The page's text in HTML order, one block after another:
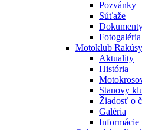
Pozvánky
Súťaže
Fotogaléria
Motoklub Rakúsy
Aktuality
História
Stanovy
Žiadosť o
Galéria
Informácie